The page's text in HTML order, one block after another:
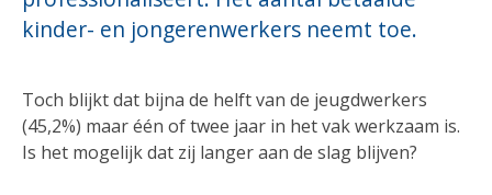
kinder- en jongerenwerkers neemt toe.
Toch blijkt dat bijna de helft van de jeugdwerkers
(45,2%) maar één of twee jaar in het vak werkzaam is.
Is het mogelijk dat zij langer aan de slag blijven?